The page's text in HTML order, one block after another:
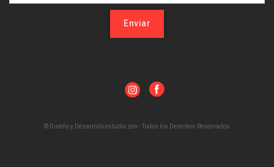
© Diseño y Desarrollo estudio zen - Todos los Derechos Reservados